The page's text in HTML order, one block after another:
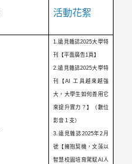
活動花絮
1.遠見雜誌2025大學特
刊【平面廣告1頁】
2.遠見雜誌2025大學特
刊【AI 工具越來越強
大，大學生如何善用它
來提升實力？】（數位
影音１支）
3.遠見雜誌2025年2月
號【擁抱契機，文藻以
智慧校園培育駕馭AI人